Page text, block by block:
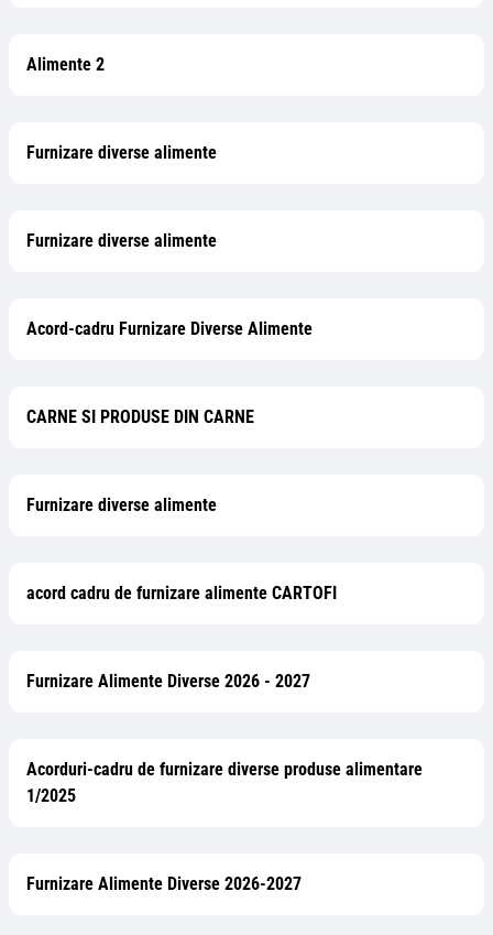
Alimente 2
Furnizare diverse alimente
Furnizare diverse alimente
Acord-cadru Furnizare Diverse Alimente
CARNE SI PRODUSE DIN CARNE
Furnizare diverse alimente
acord cadru de furnizare alimente CARTOFI
Furnizare Alimente Diverse 2026 - 2027
Acorduri-cadru de furnizare diverse produse alimentare
1/2025
Furnizare Alimente Diverse 2026-2027